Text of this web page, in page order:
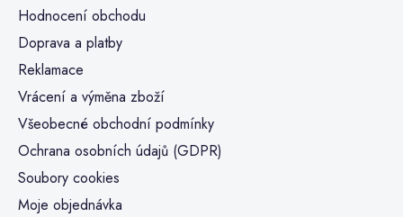
Hodnocení obchodu
Doprava a platby
Reklamace
Vrácení a výměna zboží
Všeobecné obchodní podmínky
Ochrana osobních údajů (GDPR)
Soubory cookies
Moje objednávka